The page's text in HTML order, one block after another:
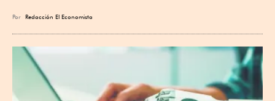
Por Redacción El Economista